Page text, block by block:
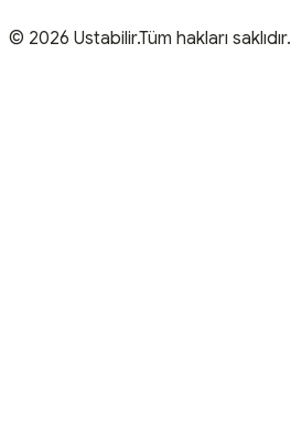
© 2026 Ustabilir.Tüm hakları saklıdır.